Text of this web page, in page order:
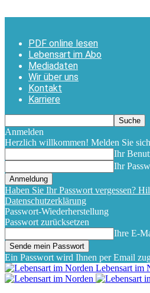
PDF online lesen
Lebensart im Abo
Mediadaten
Wir über uns
Kontakt
Karriere
Anmelden
Herzlich willkommen! Melden Sie
Ihr
Ihr
Haben Sie Ihr Passwort vergessen?
Datenschutzerklärung
Passwort-Wiederherstellung
Passwort zurücksetzen
Ihre E-
Ein Passwort wird Ihnen per Email
Lebensart im